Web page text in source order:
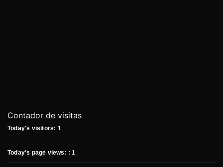
Contador de visitas
Today's visitors: 1
Today's page views: : 1